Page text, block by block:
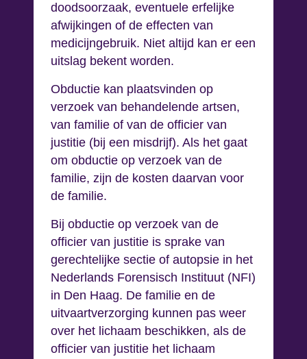
doodsoorzaak, eventuele erfelijke
afwijkingen of de effecten van
medicijngebruik. Niet altijd kan er een
uitslag bekent worden.
Obductie kan plaatsvinden op
verzoek van behandelende artsen,
van familie of van de officier van
justitie (bij een misdrijf). Als het gaat
om obductie op verzoek van de
familie, zijn de kosten daarvan voor
de familie.
Bij obductie op verzoek van de
officier van justitie is sprake van
gerechtelijke sectie of autopsie in het
Nederlands Forensisch Instituut (NFI)
in Den Haag. De familie en de
uitvaartverzorging kunnen pas weer
over het lichaam beschikken, als de
officier van justitie het lichaam